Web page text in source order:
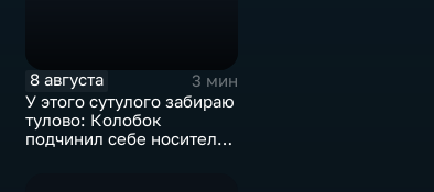
8 августа
3 мин
У этого сутулого забираю
тулово: Колобок
подчинил себе носителя